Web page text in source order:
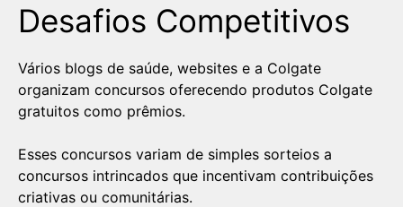
Desafios Competitivos
Vários blogs de saúde, websites e a Colgate
organizam concursos oferecendo produtos Colgate
gratuitos como prêmios.
Esses concursos variam de simples sorteios a
concursos intrincados que incentivam contribuições
criativas ou comunitárias.